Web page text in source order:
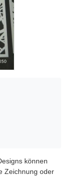
können
Zeichnung oder